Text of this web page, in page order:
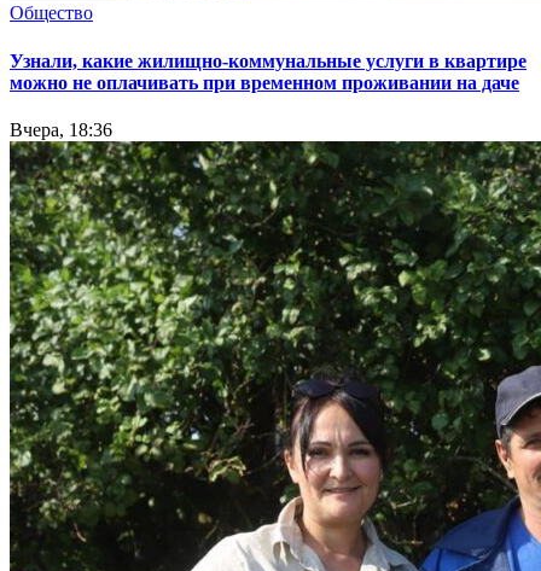
Общество
Узнали, какие жилищно-коммунальные услуги в квартире
можно не оплачивать при временном проживании на даче
Вчера, 18:36